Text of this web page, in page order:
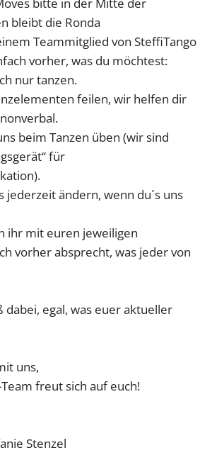
bleibt die Ronda
Teammitglied von SteffiTango
vorher, was du möchtest:
nur tanzen.
feilen, wir helfen dir
beim Tanzen üben (wir sind
für
jederzeit ändern, wenn du´s uns
ihr mit euren jeweiligen
vorher absprecht, was jeder von
dabei, egal, was euer aktueller
uns,
freut sich auf euch!
Stenzel